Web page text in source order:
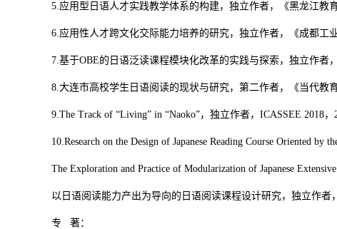
5.应用型日语人才实践教学体系的构建，独立作者，《黑龙江教
6.应用性人才跨文化交际能力培养的研究，独立作者，《成都工
7.基于OBE的日语泛读课程模块化改革的实践与探索，独立作者
8.大连市高校学生日语阅读的现状与研究，第二作者，《当代教
9.The Track of “Living” in “Naoko”，独立作者，ICASSEE 2018，
10.Research on the Design of Japanese Reading Course Oriented
The Exploration and Practice of Modularization of Japanese
以日语阅读能力产出为导向的日语阅读课程设计研究，独立作者
专 著：